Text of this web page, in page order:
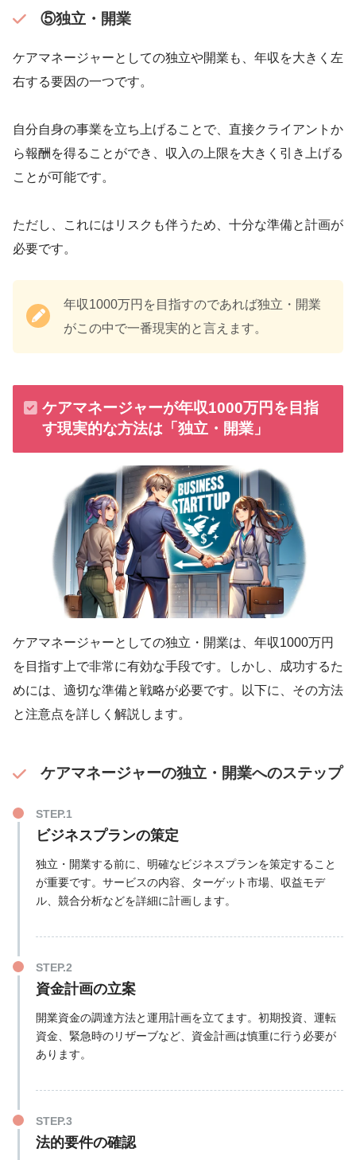
⑤独立・開業
ケアマネージャーとしての独立や開業も、年収を大きく左
右する要因の一つです。
自分自身の事業を立ち上げることで、直接クライアントか
ら報酬を得ることができ、収入の上限を大きく引き上げる
ことが可能です。
ただし、これにはリスクも伴うため、十分な準備と計画が
必要です。
年収1000万円を目指すのであれば独立・開業
がこの中で一番現実的と言えます。
ケアマネージャーが年収1000万円を目指
す現実的な方法は「独立・開業」
ケアマネージャーとしての独立・開業は、年収1000万円
を目指す上で非常に有効な手段です。しかし、成功するた
めには、適切な準備と戦略が必要です。以下に、その方法
と注意点を詳しく解説します。
ケアマネージャーの独立・開業へのステップ
ビジネスプランの策定
独立・開業する前に、明確なビジネスプランを策定すること
が重要です。サービスの内容、ターゲット市場、収益モデ
ル、競合分析などを詳細に計画します。
資金計画の立案
開業資金の調達方法と運用計画を立てます。初期投資、運転
資金、緊急時のリザーブなど、資金計画は慎重に行う必要が
あります。
法的要件の確認